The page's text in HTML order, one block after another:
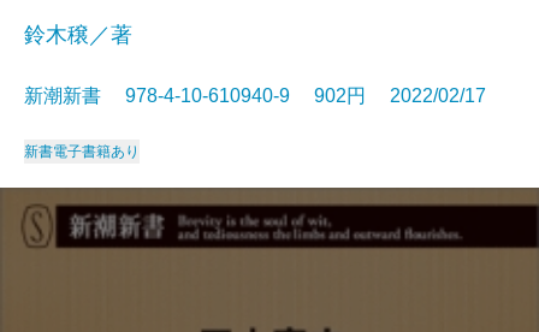
鈴木穣／著
新潮新書 978-4-10-610940-9 902円 2022/02/17
新書電子書籍あり